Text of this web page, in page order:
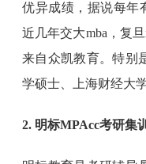
优异成绩，据说每年
近几年交大mba，复
来自众凯教育。特别
学硕士、上海财经大
2. 明标MPAcc考研集